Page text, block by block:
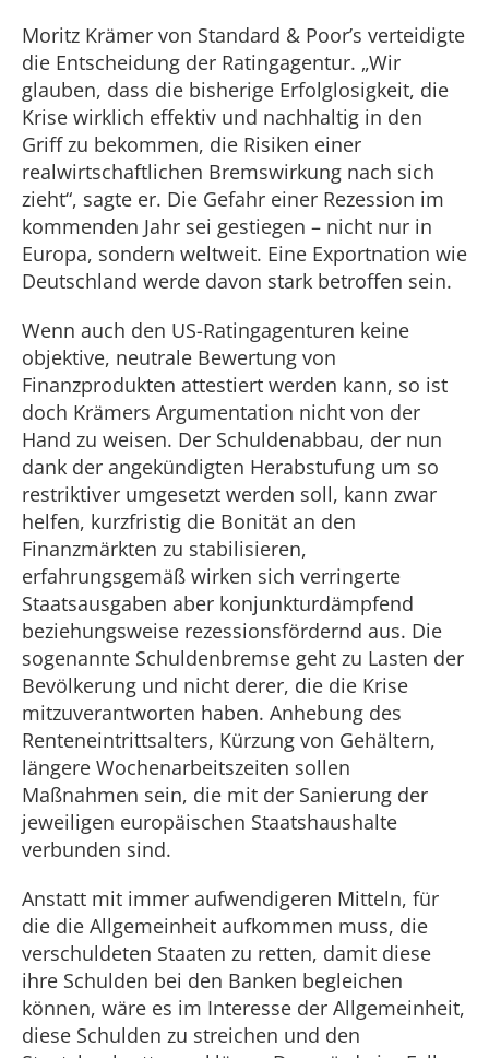
Moritz Krämer von Standard & Poor’s verteidigte
die Entscheidung der Ratingagentur. „Wir
glauben, dass die bisherige Erfolglosigkeit, die
Krise wirklich effektiv und nachhaltig in den
Griff zu bekommen, die Risiken einer
realwirtschaftlichen Bremswirkung nach sich
zieht“, sagte er. Die Gefahr einer Rezession im
kommenden Jahr sei gestiegen – nicht nur in
Europa, sondern weltweit. Eine Exportnation wie
Deutschland werde davon stark betroffen sein.
Wenn auch den US-Ratingagenturen keine
objektive, neutrale Bewertung von
Finanzprodukten attestiert werden kann, so ist
doch Krämers Argumentation nicht von der
Hand zu weisen. Der Schuldenabbau, der nun
dank der angekündigten Herabstufung um so
restriktiver umgesetzt werden soll, kann zwar
helfen, kurzfristig die Bonität an den
Finanzmärkten zu stabilisieren,
erfahrungsgemäß wirken sich verringerte
Staatsausgaben aber konjunkturdämpfend
beziehungsweise rezessionsfördernd aus. Die
sogenannte Schuldenbremse geht zu Lasten der
Bevölkerung und nicht derer, die die Krise
mitzuverantworten haben. Anhebung des
Renteneintrittsalters, Kürzung von Gehältern,
längere Wochenarbeitszeiten sollen
Maßnahmen sein, die mit der Sanierung der
jeweiligen europäischen Staatshaushalte
verbunden sind.
Anstatt mit immer aufwendigeren Mitteln, für
die die Allgemeinheit aufkommen muss, die
verschuldeten Staaten zu retten, damit diese
ihre Schulden bei den Banken begleichen
können, wäre es im Interesse der Allgemeinheit,
diese Schulden zu streichen und den